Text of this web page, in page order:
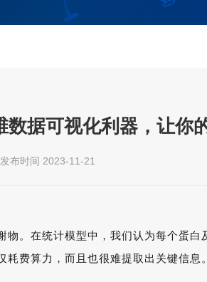
据可视化利器，让你
发布时间 2023-11-21
。在统计模型中，我们认为每个蛋
费算力，而且也很难提取出关键信